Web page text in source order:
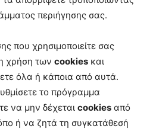
περιήγησης σας.
που χρησιμοποιείτε σας
χρήση των cookies και
όλα ή κάποια από αυτά.
το πρόγραμμα
να μην δέχεται cookies από
ή να ζητά τη συγκατάθεσή